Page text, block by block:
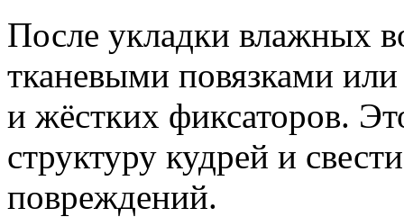
После укладки влажных
тканевыми повязками
и жёстких фиксаторов.
структуру кудрей и
повреждений.